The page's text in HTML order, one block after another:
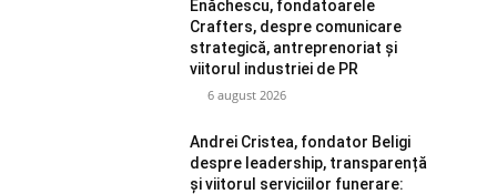
Enăchescu, fondatoarele
Crafters, despre comunicare
strategică, antreprenoriat și
viitorul industriei de PR
6 august 2026
Andrei Cristea, fondator Beligi
despre leadership, transparență
și viitorul serviciilor funerare: